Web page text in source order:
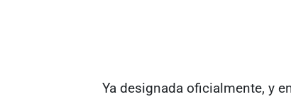
Ya designada oficialmente, y